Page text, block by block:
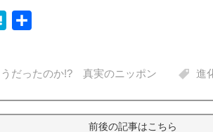
e
n
a
だったのか!? 真実のニッポン 進